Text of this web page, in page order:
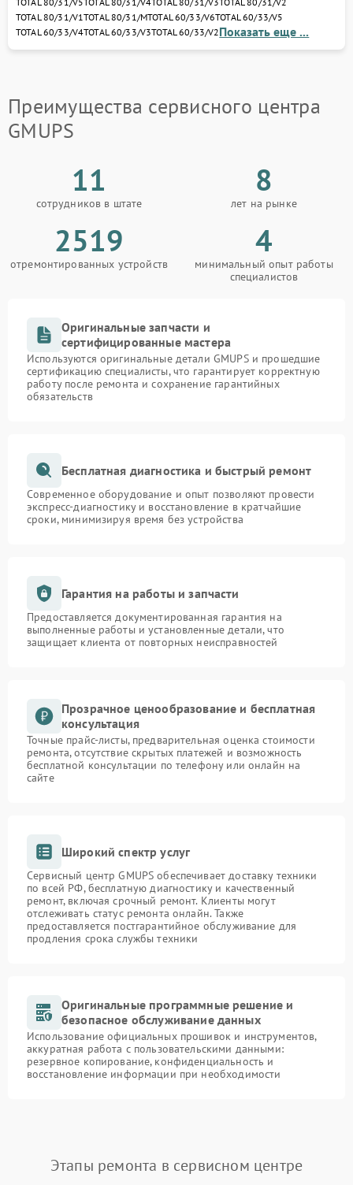
диагностику, устраним неисправности и
восстановим ваш ИБП или стабилизатор с
гарантией качества.
TOTAL 80/31/V1TOTAL 80/31/MTOTAL 60/33/V6TOTAL 60/33/V5
TOTAL 60/33/V4TOTAL 60/33/V3TOTAL 60/33/V2Показать еще ...
Преимущества сервисного центра
GMUPS
11
сотрудников в штате
8
лет на рынке
2519
отремонтированных устройств
4
минимальный опыт работы
специалистов
Оригинальные запчасти и
сертифицированные мастера
Используются оригинальные детали GMUPS и прошедшие
сертификацию специалисты, что гарантирует корректную
работу после ремонта и сохранение гарантийных
обязательств
Бесплатная диагностика и быстрый ремонт
Современное оборудование и опыт позволяют провести
экспресс-диагностику и восстановление в кратчайшие
сроки, минимизируя время без устройства
Гарантия на работы и запчасти
Предоставляется документированная гарантия на
выполненные работы и установленные детали, что
защищает клиента от повторных неисправностей
Прозрачное ценообразование и бесплатная
консультация
Точные прайс-листы, предварительная оценка стоимости
ремонта, отсутствие скрытых платежей и возможность
бесплатной консультации по телефону или онлайн на
сайте
Широкий спектр услуг
Сервисный центр GMUPS обеспечивает доставку техники
по всей РФ, бесплатную диагностику и качественный
ремонт, включая срочный ремонт. Клиенты могут
отслеживать статус ремонта онлайн. Также
предоставляется постгарантийное обслуживание для
продления срока службы техники
Оригинальные программные решение и
безопасное обслуживание данных
Использование официальных прошивок и инструментов,
аккуратная работа с пользовательскими данными:
резервное копирование, конфиденциальность и
восстановление информации при необходимости
Этапы ремонта в сервисном центре